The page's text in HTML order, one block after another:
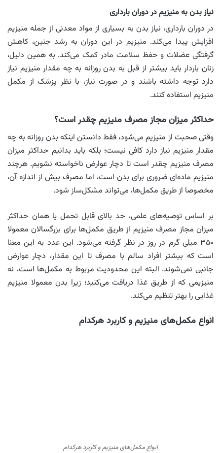
نیاز بدن به منیزیم در دوران بارداری
در دوران بارداری، نیاز بدن به بسیاری از مواد معدنی از جمله منیزیم
افزایش پیدا می‌کند. منیزیم در این دوران به رشد جنین، کاهش
گرفتگی عضلات و حفظ سلامت مادر کمک می‌کند. به همین دلیل،
زنان باردار باید بیشتر از قبل به بدن روزانه به چه مقدار منیزیم نیاز
دارد توجه داشته باشند و در صورت نیاز، با نظر پزشک از مکمل
منیزیم استفاده کنند.
حداکثر میزان مجاز مصرف منیزیم چقدر است؟
وقتی صحبت از منیزیم می‌شود، فقط دانستن اینکه بدن روزانه به چه
مقدار منیزیم نیاز دارد کافی نیست؛ بلکه باید بدانیم حداکثر میزان
مصرف منیزیم چقدر است تا دچار عوارض ناخواسته نشویم. هرچند
منیزیم ماده‌ای ضروری برای بدن است، اما مصرف بیش از اندازه آن،
مخصوصا از طریق مکمل‌ها، می‌تواند مشکل‌ساز شود.
بر اساس توصیه‌های علمی، حد بالای قابل تحمل یا همان حداکثر
میزان مجاز مصرف منیزیم از طریق مکمل‌ها برای بزرگسالان معمولا
۳۵۰ میلی گرم در روز در نظر گرفته می‌شود. این عدد به این معنا
است که بیشتر افراد سالم با مصرف تا این مقدار، دچار عوارض
جانبی نمی‌شوند. البته این محدودیت مربوط به مکمل‌ها است، نه
منیزیمی که از طریق غذا دریافت می‌کنید؛ زیرا بدن معمولا منیزیم
غذایی را بهتر تنظیم می‌کند.
انواع مکمل‌های منیزیم و کاربرد هرکدام
انواع مکمل‌های منیزیم و کاربرد هرکدام